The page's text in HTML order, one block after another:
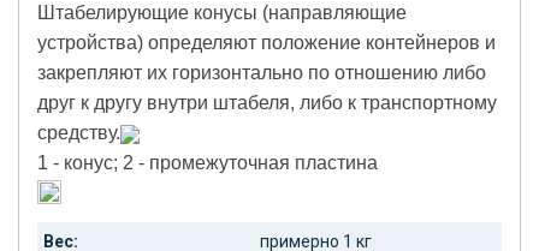
Штабелирующие конусы (направляющие
устройства) определяют положение контейнеров и
закрепляют их горизонтально по отношению либо
друг к другу внутри штабеля, либо к транспортному
средству.
1 - конус; 2 - промежуточная пластина
Вес: примерно 1 кг